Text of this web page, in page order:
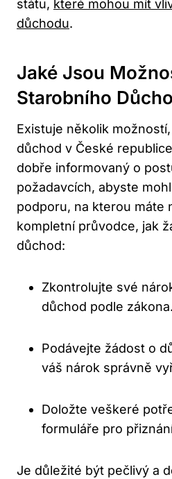
státu, které mohou mít
důchodu.
Jaké Jsou
Starobního
Existuje několik
důchod v České
dobře informovaný o
požadavcích, abyste
podporu, na kterou máte
kompletní průvodce, jak
důchod:
Zkontrolujte své
důchod podle zákona.
Podávejte žádost o
váš nárok správně
Doložte veškeré
formuláře pro
Je důležité být pečlivý a